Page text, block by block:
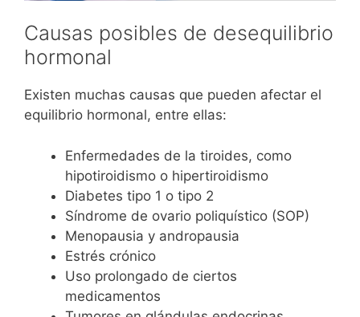
Causas posibles de desequilibrio
hormonal
Existen muchas causas que pueden afectar el
equilibrio hormonal, entre ellas:
Enfermedades de la tiroides, como
hipotiroidismo o hipertiroidismo
Diabetes tipo 1 o tipo 2
Síndrome de ovario poliquístico (SOP)
Menopausia y andropausia
Estrés crónico
Uso prolongado de ciertos
medicamentos